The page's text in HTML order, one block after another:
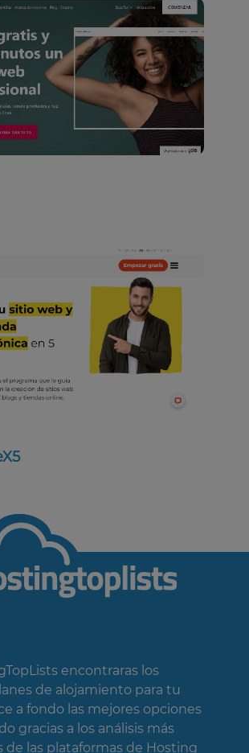
encontraras los
de alojamiento para tu
a fondo las mejores opciones
gracias a los análisis más
de las plataformas de Hosting